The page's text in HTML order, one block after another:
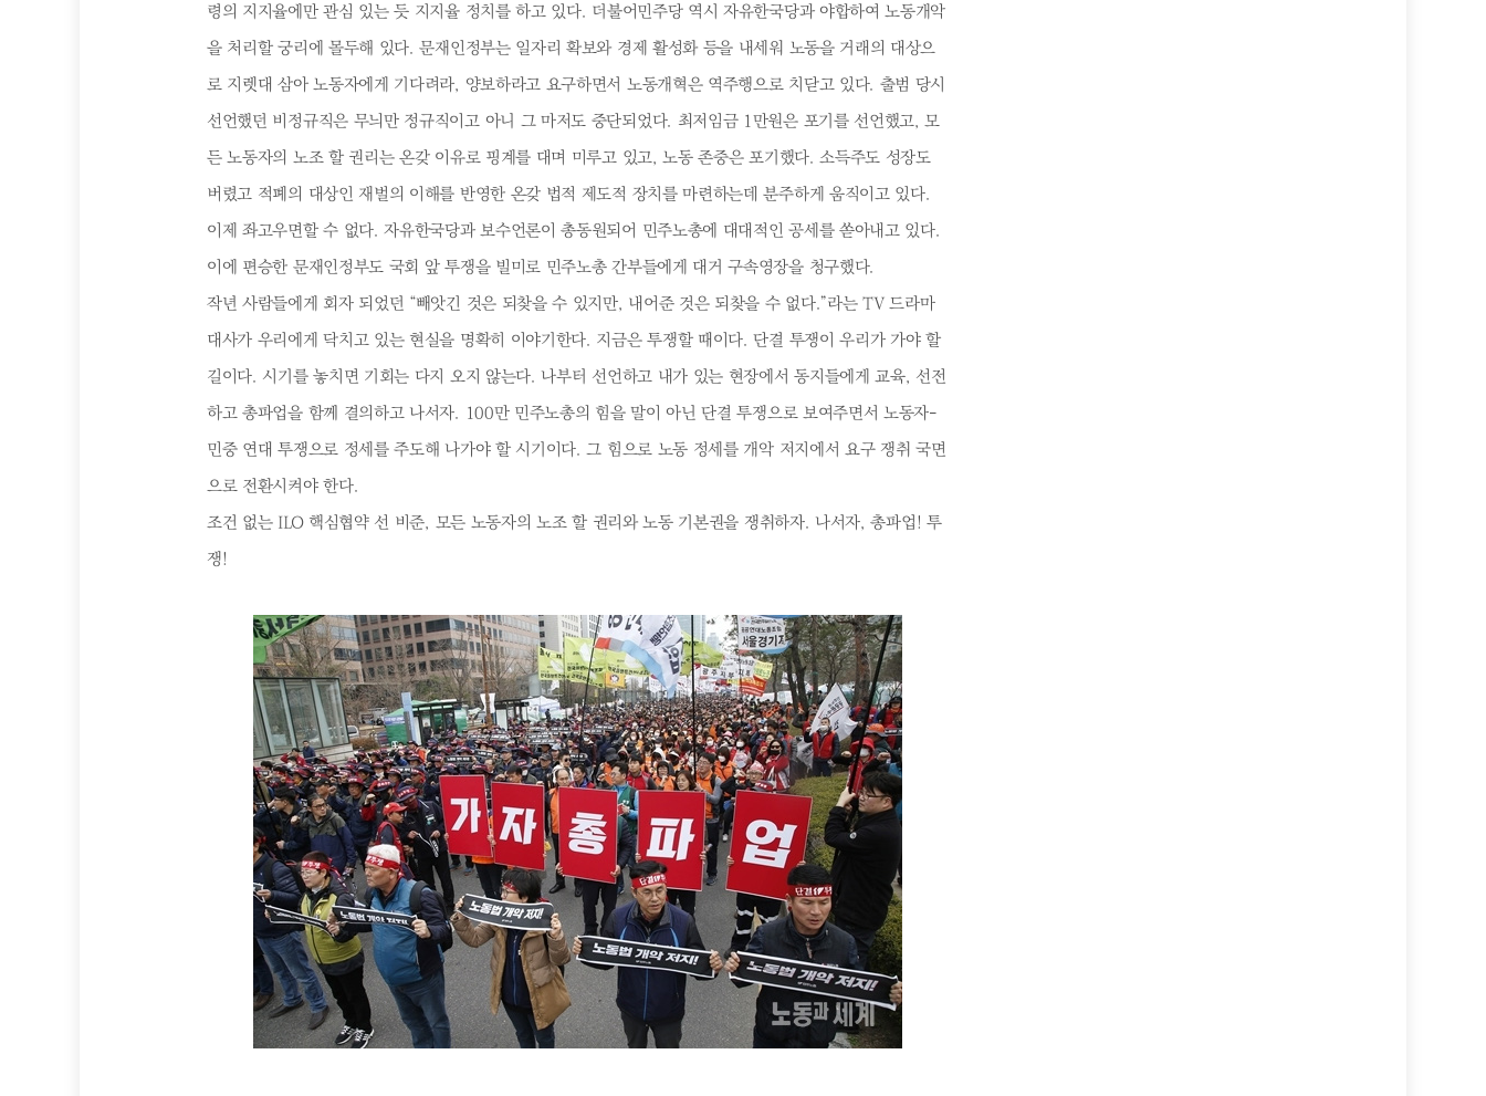
령의 지지율에만 관심 있는 듯 지지율 정치를 하고 있다. 더불어민주당 역시 자유한국당과 야합하여 노동개악
을 처리할 궁리에 몰두해 있다. 문재인정부는 일자리 확보와 경제 활성화 등을 내세워 노동을 거래의 대상으
로 지렛대 삼아 노동자에게 기다려라, 양보하라고 요구하면서 노동개혁은 역주행으로 치닫고 있다. 출범 당시
선언했던 비정규직은 무늬만 정규직이고 아니 그 마저도 중단되었다. 최저임금 1만원은 포기를 선언했고, 모
든 노동자의 노조 할 권리는 온갖 이유로 핑계를 대며 미루고 있고, 노동 존중은 포기했다. 소득주도 성장도
버렸고 적폐의 대상인 재벌의 이해를 반영한 온갖 법적 제도적 장치를 마련하는데 분주하게 움직이고 있다.
이제 좌고우면할 수 없다. 자유한국당과 보수언론이 총동원되어 민주노총에 대대적인 공세를 쏟아내고 있다.
이에 편승한 문재인정부도 국회 앞 투쟁을 빌미로 민주노총 간부들에게 대거 구속영장을 청구했다.
작년 사람들에게 회자 되었던 “빼앗긴 것은 되찾을 수 있지만, 내어준 것은 되찾을 수 없다.”라는 TV 드라마
대사가 우리에게 닥치고 있는 현실을 명확히 이야기한다. 지금은 투쟁할 때이다. 단결 투쟁이 우리가 가야 할
길이다. 시기를 놓치면 기회는 다지 오지 않는다. 나부터 선언하고 내가 있는 현장에서 동지들에게 교육, 선전
하고 총파업을 함께 결의하고 나서자. 100만 민주노총의 힘을 말이 아닌 단결 투쟁으로 보여주면서 노동자-
민중 연대 투쟁으로 정세를 주도해 나가야 할 시기이다. 그 힘으로 노동 정세를 개악 저지에서 요구 쟁취 국면
으로 전환시켜야 한다.
조건 없는 ILO 핵심협약 선 비준, 모든 노동자의 노조 할 권리와 노동 기본권을 쟁취하자. 나서자, 총파업! 투
쟁!